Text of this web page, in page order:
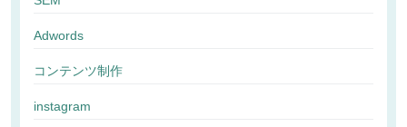
Adwords
コンテンツ制作
instagram